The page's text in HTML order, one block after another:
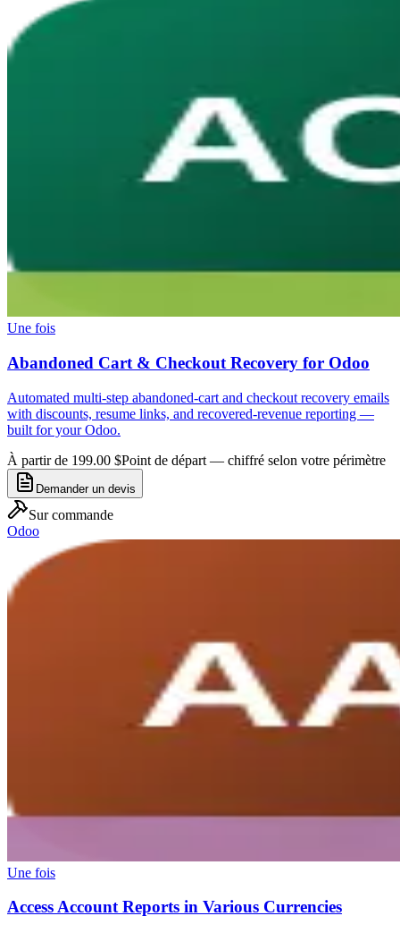
Une fois
Abandoned Cart & Checkout Recovery for Odoo
Automated multi-step abandoned-cart and checkout recovery emails
with discounts, resume links, and recovered-revenue reporting —
built for your Odoo.
À partir de 199.00 $Point de départ — chiffré selon votre périmètre
Demander un devis
Sur commande
Odoo
Une fois
Access Account Reports in Various Currencies